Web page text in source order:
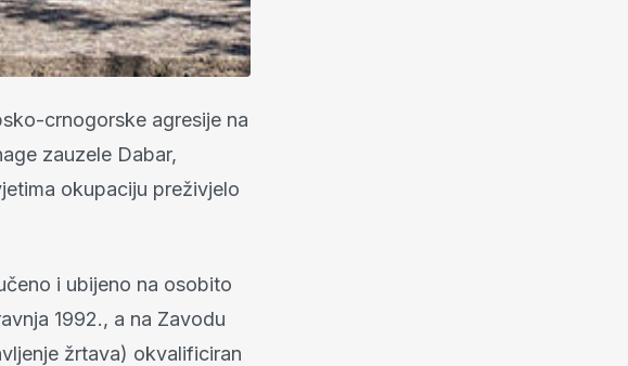
crnogorske agresije na
zauzele Dabar,
okupaciju preživjelo
i ubijeno na osobito
1992., a na Zavodu
žrtava) okvalificiran